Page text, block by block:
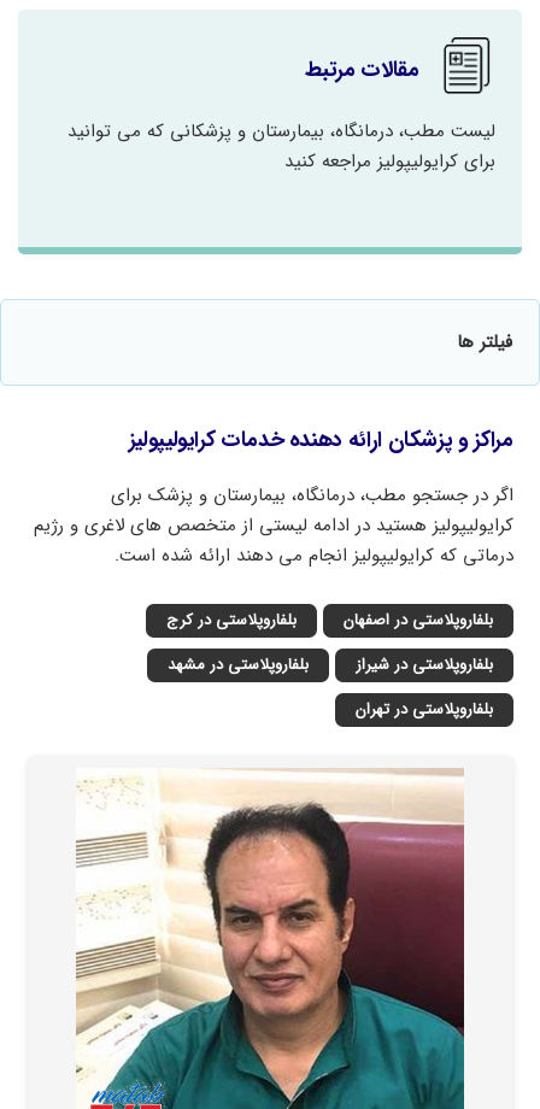
مقالات مرتبط
لیست مطب، درمانگاه، بیمارستان و پزشکانی که می توانید
برای کرایولیپولیز مراجعه کنید
مراکز و پزشکان ارائه دهنده خدمات کرایولیپولیز
اگر در جستجو مطب، درمانگاه، بیمارستان و پزشک برای
کرایولیپولیز هستید در ادامه لیستی از متخصص های لاغری و رژیم
درماتی که کرایولیپولیز انجام می دهند ارائه شده است.
بلفاروپلاستی در اصفهان
بلفاروپلاستی در کرج
بلفاروپلاستی در شیراز
بلفاروپلاستی در مشهد
بلفاروپلاستی در تهران
فیلتر ها